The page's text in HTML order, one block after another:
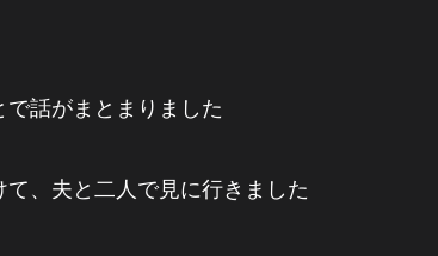
話がまとまりました
、夫と二人で見に行きました